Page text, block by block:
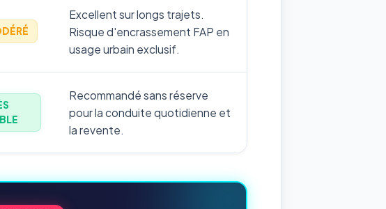
Excellent sur longs trajets.
Risque d'encrassement FAP en
usage urbain exclusif.
Recommandé sans réserve
pour la conduite quotidienne et
la revente.